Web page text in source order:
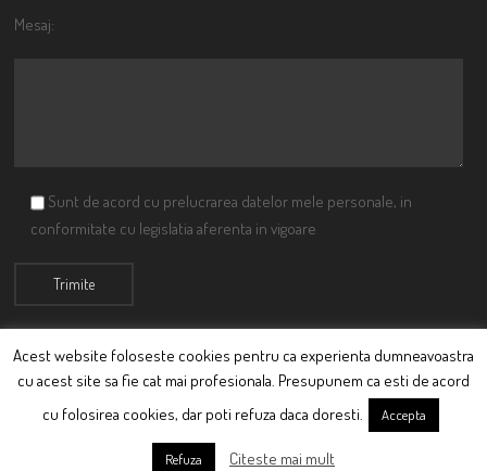
Mesaj:
Sunt de acord cu prelucrarea datelor mele personale, in
conformitate cu legislatia aferenta in vigoare
© Ciutacu 2015 Parte a Imperiului Ciutacesc.
Acest website foloseste cookies pentru ca experienta dumneavoastra
cu acest site sa fie cat mai profesionala. Presupunem ca esti de acord
cu folosirea cookies, dar poti refuza daca doresti.
Accepta
Refuza Citeste mai mult